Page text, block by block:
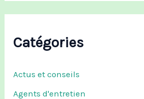
Catégories
Actus et conseils
Agents d'entretien